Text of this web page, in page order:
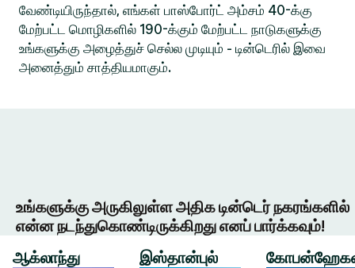
வேண்டியிருந்தால், எங்கள் பாஸ்போர்ட் அம்சம் 40-க்கு
மேற்பட்ட மொழிகளில் 190-க்கும் மேற்பட்ட நாடுகளுக்கு
உங்களுக்கு அழைத்துச் செல்ல முடியும் - டின்டெரில் இவை
அனைத்தும் சாத்தியமாகும்.
உங்களுக்கு அருகிலுள்ள அதிக டின்டெர் நகரங்களில்
என்ன நடந்துகொண்டிருக்கிறது எனப் பார்க்கவும்!
ஆக்லாந்து
இஸ்தான்புல்